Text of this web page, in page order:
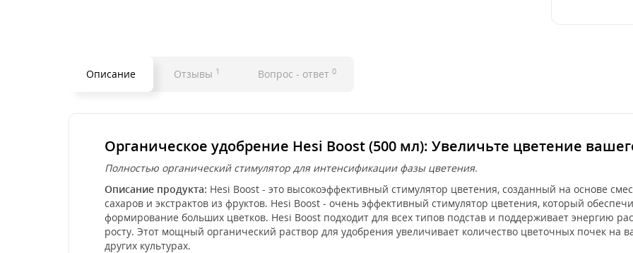
Описание Отзывы 1 Вопрос - ответ 0
Органическое удобрение Hesi Boost (500 мл): Увеличьте цветение
Полностью органический стимулятор для интенсификации фазы цветения.
Описание продукта: Hesi Boost - это высокоэффективный стимулятор цветения, созданный на основе
сахаров и экстрактов из фруктов. Hesi Boost - очень эффективный стимулятор цветения, который
формирование больших цветков. Hesi Boost подходит для всех типов подстав и поддерживает энергию
росту. Этот мощный органический раствор для удобрения увеличивает количество цветочных почек на
других культурах.